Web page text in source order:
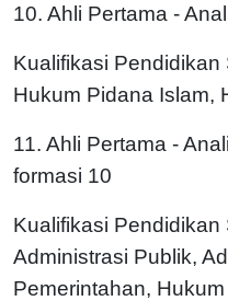
10. Ahli Pertama -
Kualifikasi
Hukum Pidana Islam,
11. Ahli Pertama -
formasi 10
Kualifikasi Pendidikan
Administrasi Publik,
Pemerintahan,